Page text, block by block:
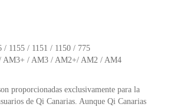
1155 / 1151 / 1150 / 775
/ AM3 / AM2+/ AM2 / AM4
proporcionadas exclusivamente para la
de Qi Canarias. Aunque Qi Canarias